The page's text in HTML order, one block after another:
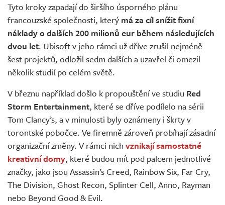
Tyto kroky zapadají do širšího úsporného plánu
francouzské společnosti, který má za cíl snížit fixní
náklady o dalších 200 milionů eur během následujících
dvou let. Ubisoft v jeho rámci už dříve zrušil nejméně
šest projektů, odložil sedm dalších a uzavřel či omezil
několik studií po celém světě.
V březnu například došlo k propouštění ve studiu Red
Storm Entertainment, které se dříve podílelo na sérii
Tom Clancy’s, a v minulosti byly oznámeny i škrty v
torontské pobočce. Ve firemně zároveň probíhají zásadní
organizační změny. V rámci nich vznikají samostatné
kreativní domy, které budou mít pod palcem jednotlivé
značky, jako jsou Assassin’s Creed, Rainbow Six, Far Cry,
The Division, Ghost Recon, Splinter Cell, Anno, Rayman
nebo Beyond Good & Evil.